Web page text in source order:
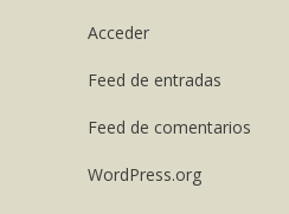
Acceder
Feed de entradas
Feed de comentarios
WordPress.org